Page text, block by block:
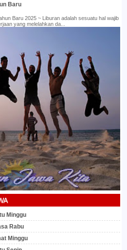
Baru
Baru 2025 ~ Liburan adalah sesuatu hal wajib
yang melelahkan da...
Minggu
Rabu
Minggu